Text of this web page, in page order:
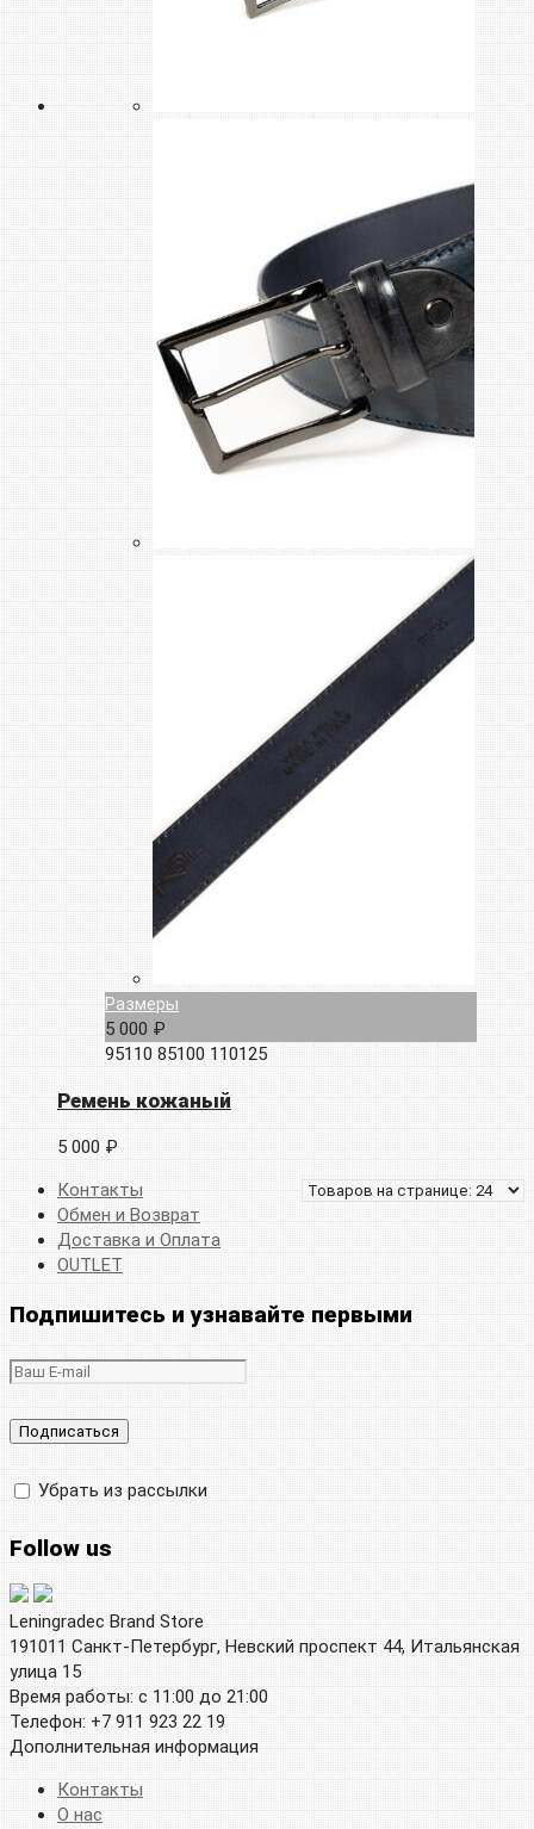
Размеры
5 000 ₽
95110 85100 110125
Ремень кожаный
5 000 ₽
Контакты
Обмен и Возврат
Доставка и Оплата
OUTLET
Подпишитесь и узнавайте первыми
Убрать из рассылки
Follow us
Leningradec Brand Store
191011 Санкт-Петербург, Невский проспект 44, Итальянская
улица 15
Время работы: с 11:00 до 21:00
Телефон: +7 911 923 22 19
Дополнительная информация
Контакты
О нас